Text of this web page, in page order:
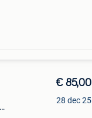
€ 85,00
28 dec 25